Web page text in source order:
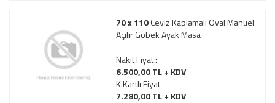
70 x 110Ceviz Kaplamalı Oval Manuel
Açılır Göbek Ayak Masa
Nakit Fiyat :
6.500,00 TL + KDV
K.Kartlı Fiyat
7.280,00 TL + KDV